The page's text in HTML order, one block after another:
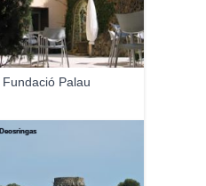
Fundació Palau
Deosringas